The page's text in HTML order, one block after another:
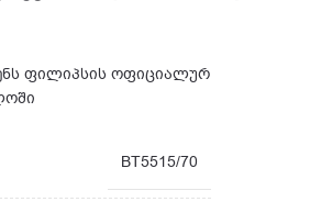
ფილიპსის ოფიციალურ
BT5515/70